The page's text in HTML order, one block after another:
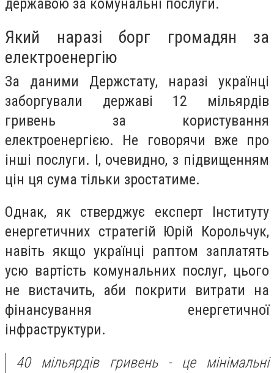
державою за комунальні послуги.
Який наразі борг громадян за
електроенергію
За даними Держстату, наразі українці
заборгували державі 12 мільярдів
гривень за користування
електроенергією. Не говорячи вже про
інші послуги. І, очевидно, з підвищенням
цін ця сума тільки зростатиме.
Однак, як стверджує експерт Інституту
енергетичних стратегій Юрій Корольчук,
навіть якщо українці раптом заплатять
усю вартість комунальних послуг, цього
не вистачить, аби покрити витрати на
фінансування енергетичної
інфраструктури.
40 мільярдів гривень - це мінімальні